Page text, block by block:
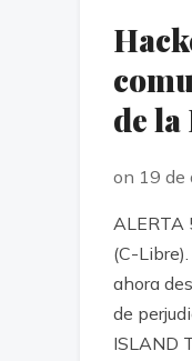
de la
on 19 de
ALERTA
(C-
ahora
de
ISLAND